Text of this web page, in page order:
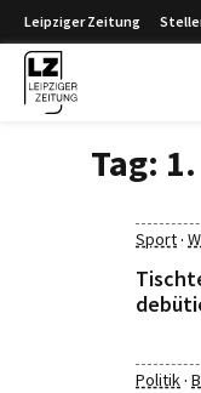
Leipziger Zeitung
Tag:
Sport·
Politik·